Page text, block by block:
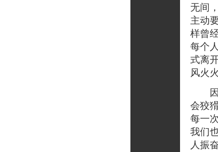
无间
主动
样曾
每个
式离
风火
因
会狡
每一
我们
人振